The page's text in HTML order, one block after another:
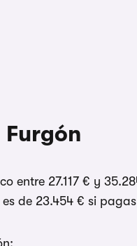
entre 27.117 € y
de 23.454 € si